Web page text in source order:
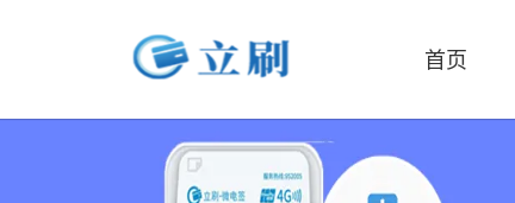
首页